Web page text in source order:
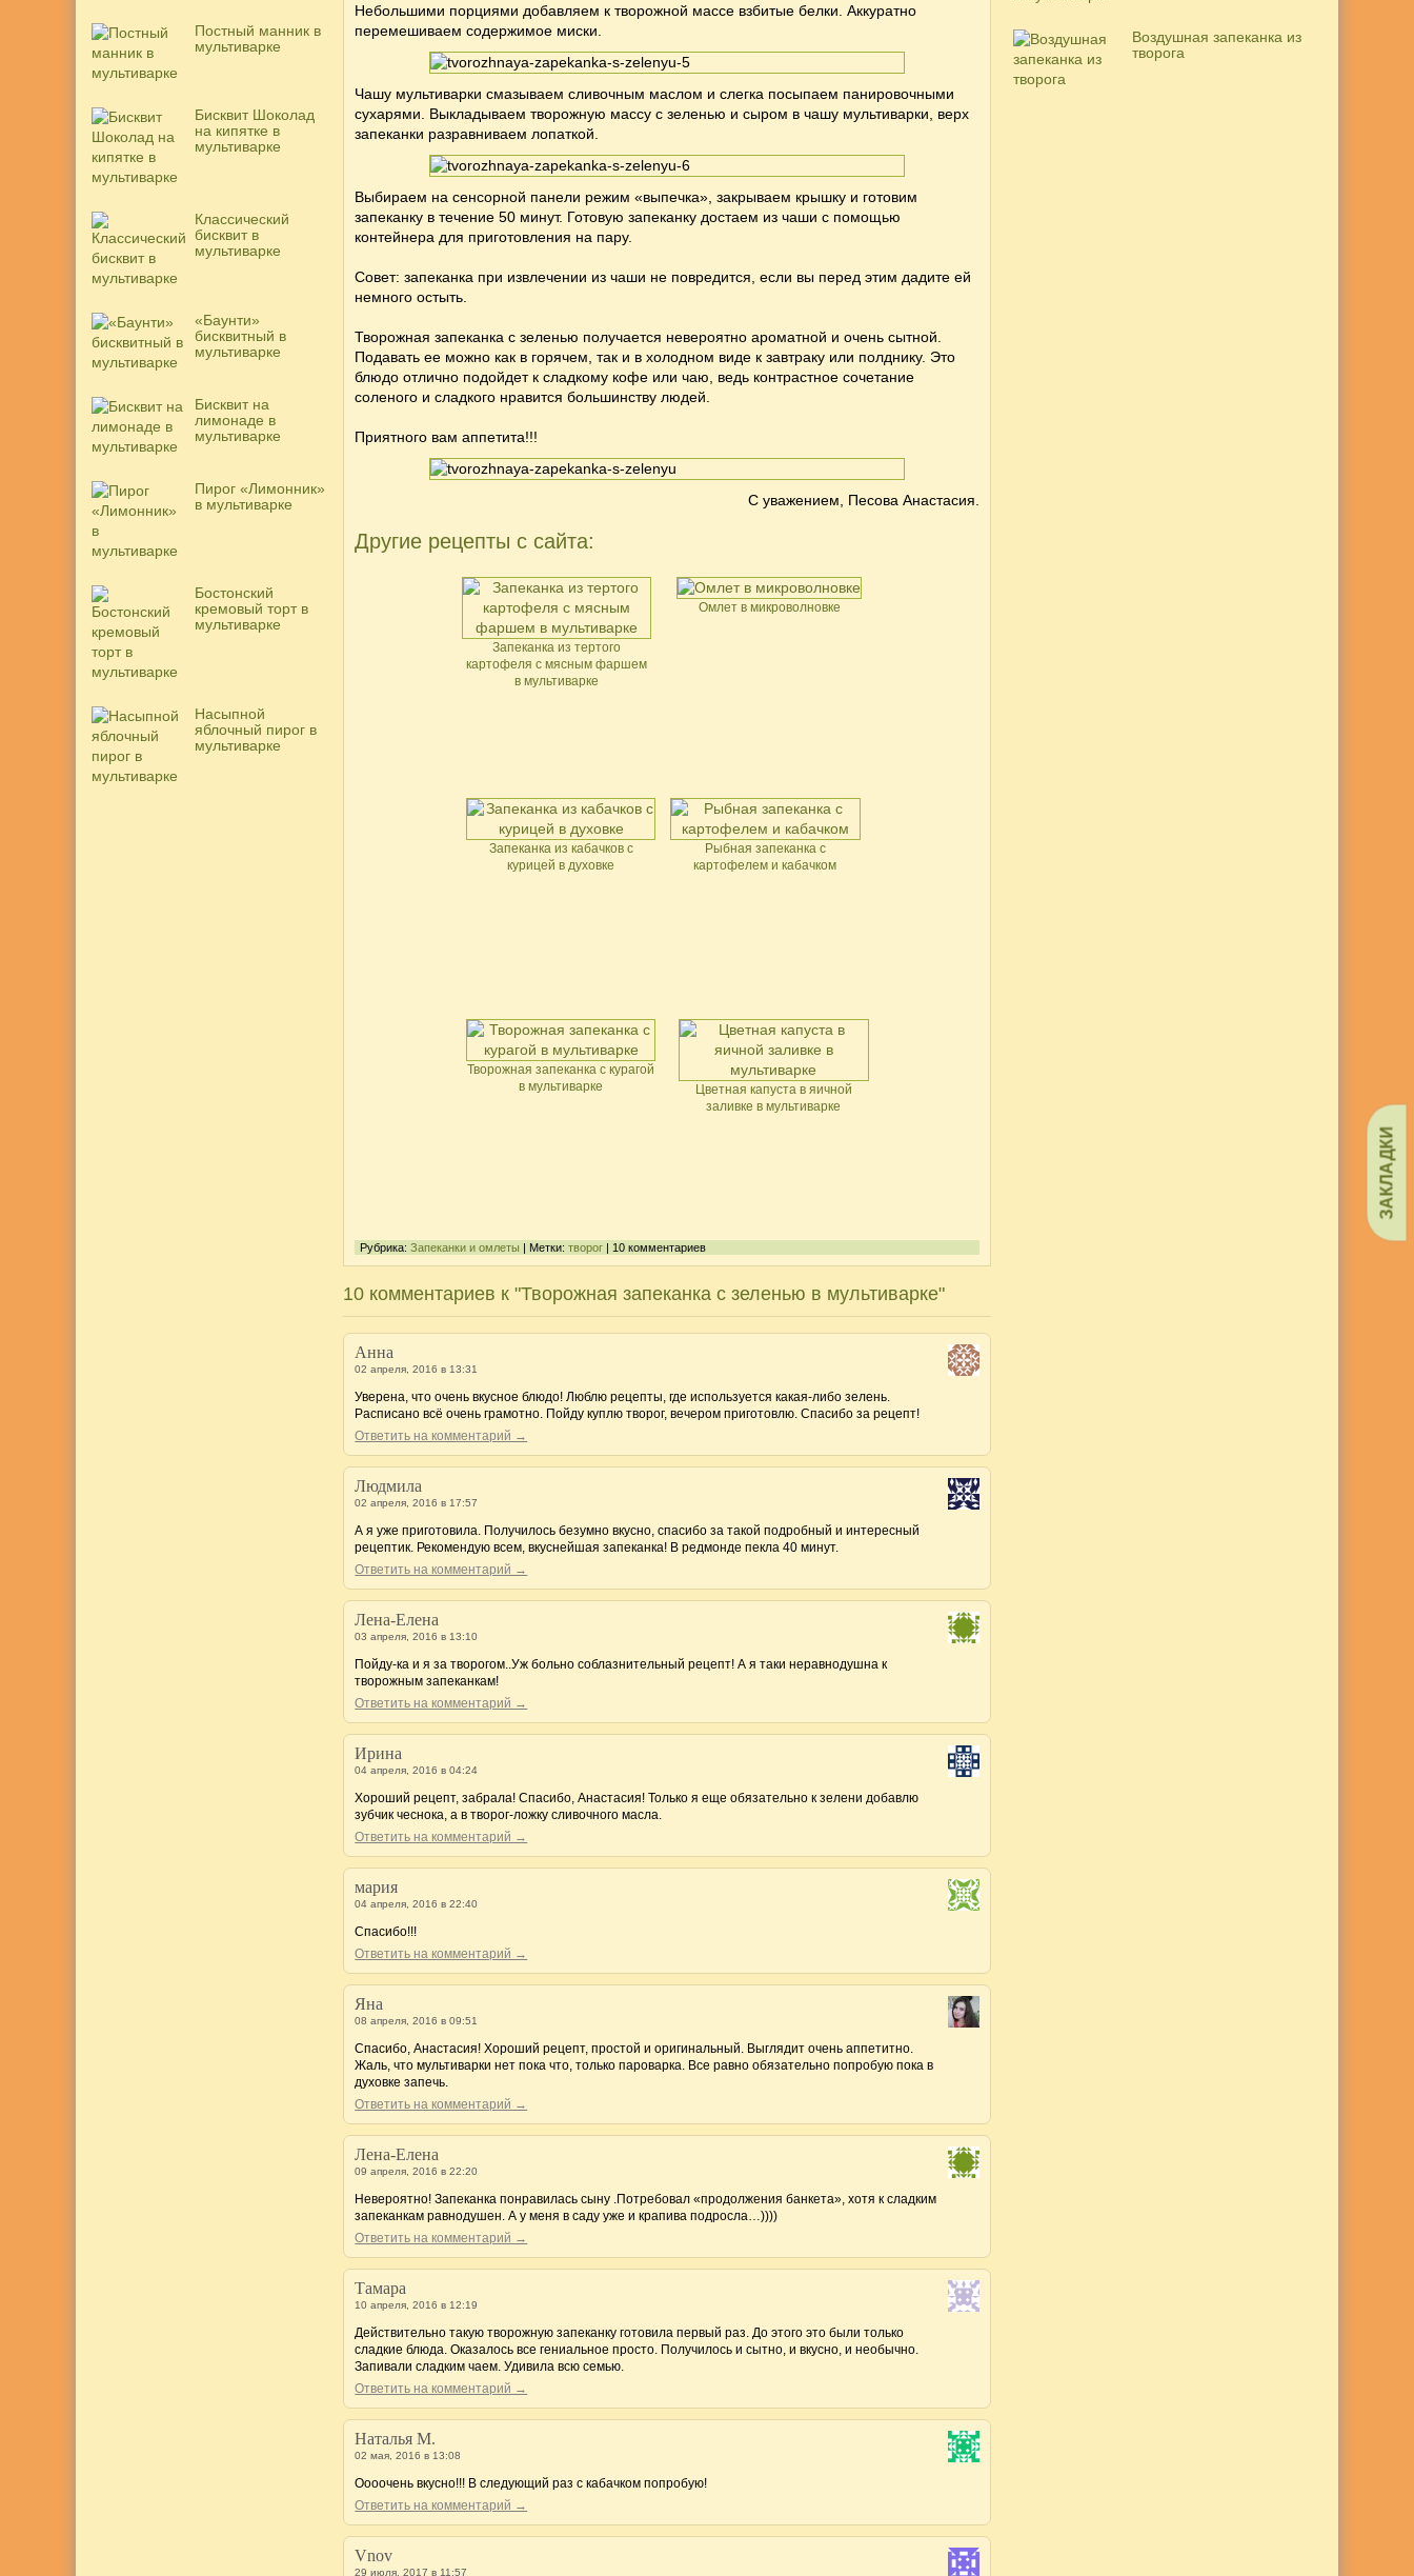
ЗАКЛАДКИ
Постный манник в
мультиварке
Бисквит Шоколад
на кипятке в
мультиварке
Классический
бисквит в
мультиварке
«Баунти»
бисквитный в
мультиварке
Бисквит на
лимонаде в
мультиварке
Пирог «Лимонник»
в мультиварке
Бостонский
кремовый торт в
мультиварке
Насыпной
яблочный пирог в
мультиварке
Небольшими порциями добавляем к творожной массе взбитые белки. Аккуратно
перемешиваем содержимое миски.
Чашу мультиварки смазываем сливочным маслом и слегка посыпаем панировочными
сухарями. Выкладываем творожную массу с зеленью и сыром в чашу мультиварки, верх
запеканки разравниваем лопаткой.
Выбираем на сенсорной панели режим «выпечка», закрываем крышку и готовим
запеканку в течение 50 минут. Готовую запеканку достаем из чаши с помощью
контейнера для приготовления на пару.
Совет: запеканка при извлечении из чаши не повредится, если вы перед этим дадите ей
немного остыть.
Творожная запеканка с зеленью получается невероятно ароматной и очень сытной.
Подавать ее можно как в горячем, так и в холодном виде к завтраку или полднику. Это
блюдо отлично подойдет к сладкому кофе или чаю, ведь контрастное сочетание
соленого и сладкого нравится большинству людей.
Приятного вам аппетита!!!
С уважением, Песова Анастасия.
Другие рецепты с сайта:
Запеканка из тертого
картофеля с мясным фаршем
в мультиварке
Омлет в микроволновке
Запеканка из кабачков с
курицей в духовке
Рыбная запеканка с
картофелем и кабачком
Творожная запеканка с курагой
в мультиварке
Цветная капуста в яичной
заливке в мультиварке
Рубрика:Запеканки и омлеты | Метки:творог | 10 комментариев
10 комментариев к "Творожная запеканка с зеленью в мультиварке"
Анна
02 апреля, 2016 в 13:31
Уверена, что очень вкусное блюдо! Люблю рецепты, где используется какая-либо зелень.
Расписано всё очень грамотно. Пойду куплю творог, вечером приготовлю. Спасибо за рецепт!
Ответить на комментарий →
Людмила
02 апреля, 2016 в 17:57
А я уже приготовила. Получилось безумно вкусно, спасибо за такой подробный и интересный
рецептик. Рекомендую всем, вкуснейшая запеканка! В редмонде пекла 40 минут.
Ответить на комментарий →
Лена-Елена
03 апреля, 2016 в 13:10
Пойду-ка и я за творогом..Уж больно соблазнительный рецепт! А я таки неравнодушна к
творожным запеканкам!
Ответить на комментарий →
Ирина
04 апреля, 2016 в 04:24
Хороший рецепт, забрала! Спасибо, Анастасия! Только я еще обязательно к зелени добавлю
зубчик чеснока, а в творог-ложку сливочного масла.
Ответить на комментарий →
мария
04 апреля, 2016 в 22:40
Спасибо!!!
Ответить на комментарий →
Яна
08 апреля, 2016 в 09:51
Спасибо, Анастасия! Хороший рецепт, простой и оригинальный. Выглядит очень аппетитно.
Жаль, что мультиварки нет пока что, только пароварка. Все равно обязательно попробую пока в
духовке запечь.
Ответить на комментарий →
Лена-Елена
09 апреля, 2016 в 22:20
Невероятно! Запеканка понравилась сыну .Потребовал «продолжения банкета», хотя к сладким
запеканкам равнодушен. А у меня в саду уже и крапива подросла…))))
Ответить на комментарий →
Тамара
10 апреля, 2016 в 12:19
Действительно такую творожную запеканку готовила первый раз. До этого это были только
сладкие блюда. Оказалось все гениальное просто. Получилось и сытно, и вкусно, и необычно.
Запивали сладким чаем. Удивила всю семью.
Ответить на комментарий →
Наталья М.
02 мая, 2016 в 13:08
Оооочень вкусно!!! В следующий раз с кабачком попробую!
Ответить на комментарий →
Vnov
29 июля, 2017 в 11:57
Воздушная запеканка из
творога